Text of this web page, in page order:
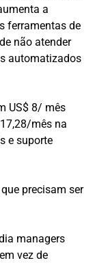
a
ferramentas de
não atender
automatizados
US$ 8/ mês
mês na
e suporte
precisam ser
managers
vez de